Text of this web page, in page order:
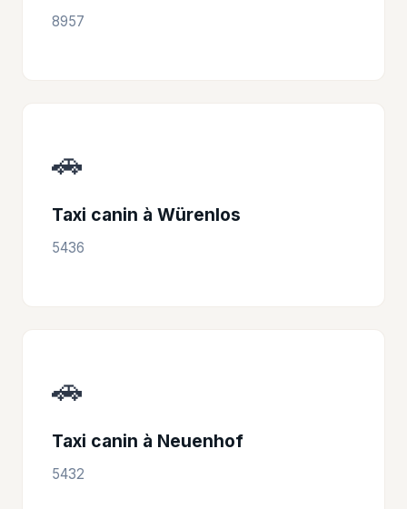
8957
🚗
Taxi canin à Würenlos
5436
🚗
Taxi canin à Neuenhof
5432